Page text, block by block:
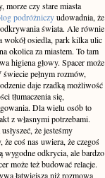
morze czy stare miasta
podróżniczyudowadnia, że
świata. Ale równie
wokół osiedla, park kilka ulic
okolica za miastem. To tam
higiena głowy. Spacer może
świecie pełnym rozmów,
daje rzadką możliwość
tłumaczenia się,
Dla wielu osób to
z własnymi potrzebami.
że jesteśmy
że coś nas uwiera, że czegoś
wygodne odkrycia, ale bardzo
może też budować relacje.
łatwiejsza niż rozmowa